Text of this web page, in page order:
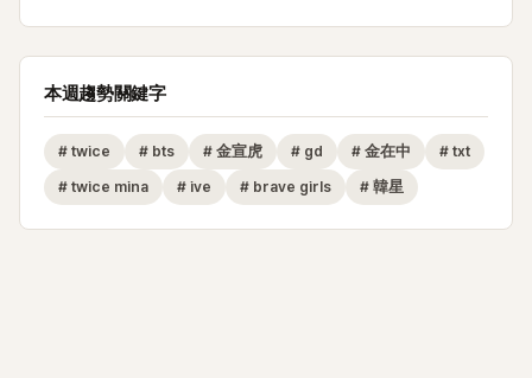
本週趨勢關鍵字
# twice # bts # 金宣虎 # gd # 金在中 # txt
# twice mina # ive # brave girls # 韓星